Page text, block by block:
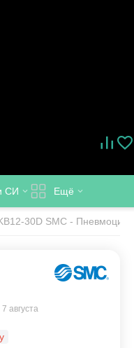
СИ Ещё
30D SMC -
августа